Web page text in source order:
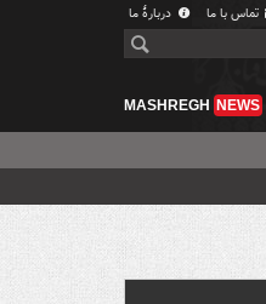
تماس با ما دربارهٔ ما
MASHREGH NEWS